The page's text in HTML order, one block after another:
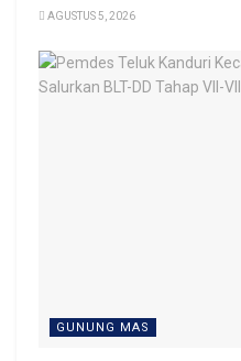
AGUSTUS 5, 2026
GUNUNG MAS